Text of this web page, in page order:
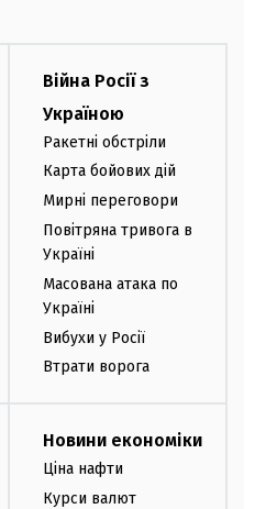
Війна Росії з
Україною
Ракетні обстріли
Карта бойових дій
Мирні переговори
Повітряна тривога в
Україні
Масована атака по
Україні
Вибухи у Росії
Втрати ворога
Новини економіки
Ціна нафти
Курси валют